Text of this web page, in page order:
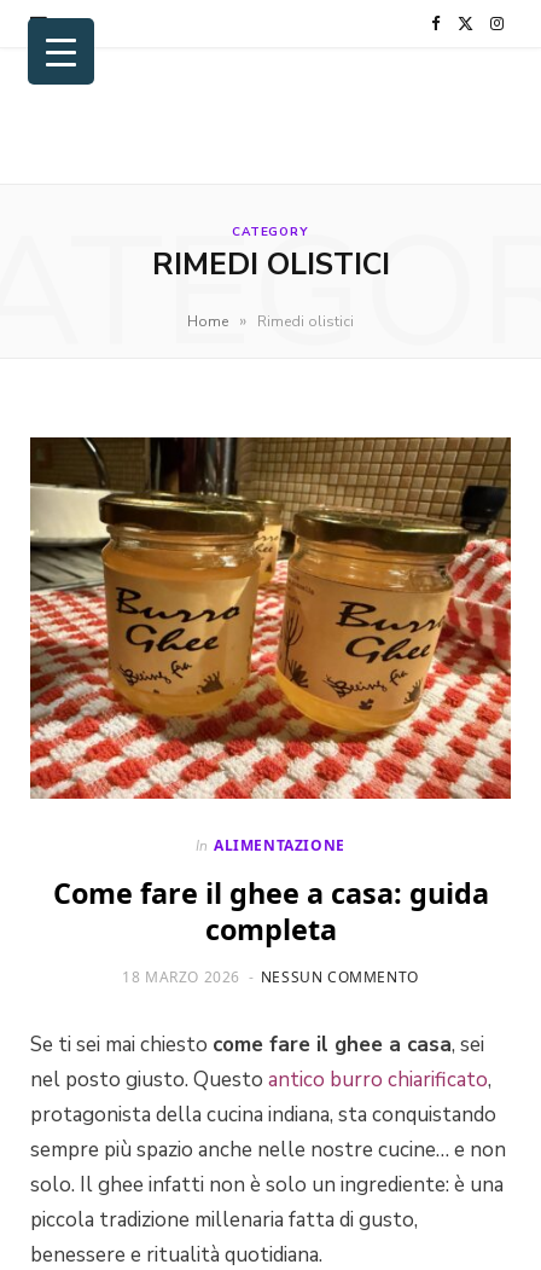
F
)
I
CATEGORY
RIMEDI OLISTICI
Home » Rimedi olistici
In ALIMENTAZIONE
Come fare il ghee a casa: guida
completa
18 MARZO 2026 NESSUN COMMENTO
Se ti sei mai chiesto come fare il ghee a casa, sei
nel posto giusto. Questo antico burro chiarificato,
protagonista della cucina indiana, sta conquistando
sempre più spazio anche nelle nostre cucine… e non
solo. Il ghee infatti non è solo un ingrediente: è una
piccola tradizione millenaria fatta di gusto,
benessere e ritualità quotidiana.